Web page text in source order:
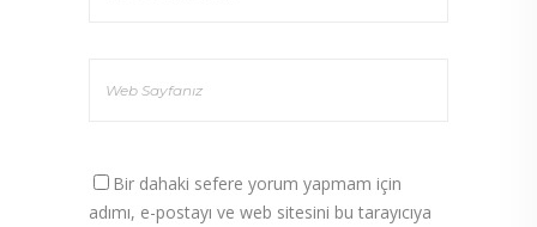
Bir dahaki sefere yorum yapmam için
adımı, e-postayı ve web sitesini bu tarayıcıya